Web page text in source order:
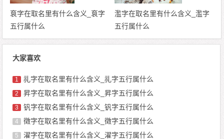
袬字在取名里有什么含义_袬字
五行属什么
濫字在取名里有什么含义_濫字
五行属什么
大家喜欢
1 礼字在取名里有什么含义_礼字五行属什么
2 昇字在取名里有什么含义_昇字五行属什么
3 钒字在取名里有什么含义_钒字五行属什么
4 徵字在取名里有什么含义_徵字五行属什么
5 濯字在取名里有什么含义_濯字五行属什么